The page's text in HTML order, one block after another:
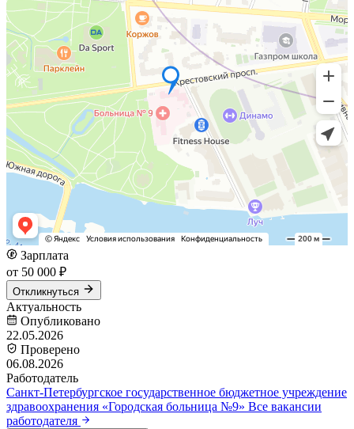
Зарплата
от 50 000 ₽
Откликнуться
Актуальность
Опубликовано
22.05.2026
Проверено
06.08.2026
Работодатель
Санкт-Петербургское государственное бюджетное учреждение
здравоохранения «Городская больница №9» Все вакансии
работодателя